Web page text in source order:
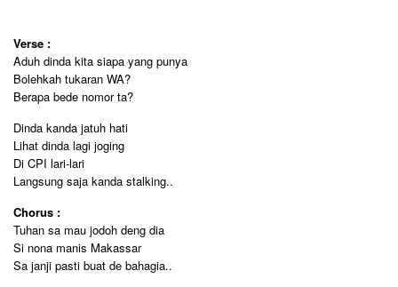
Verse :
Aduh dinda kita siapa yang punya
Bolehkah tukaran WA?
Berapa bede nomor ta?
Dinda kanda jatuh hati
Lihat dinda lagi joging
Di CPI lari-lari
Langsung saja kanda stalking..
Chorus :
Tuhan sa mau jodoh deng dia
Si nona manis Makassar
Sa janji pasti buat de bahagia..